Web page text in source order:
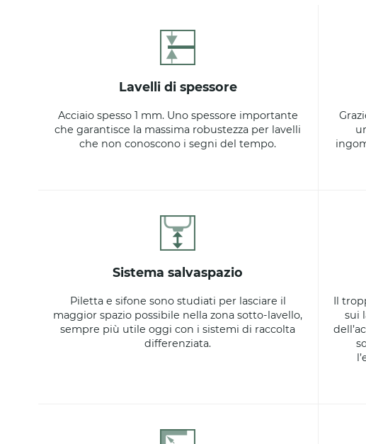
lavelli di spessore
Acciaio spesso 1 mm. Uno spessore importante
che garantisce la massima robustezza per lavelli
che non conoscono i segni del tempo.
sistema salvaspazio
Piletta e sifone sono studiati per lasciare il
maggior spazio possibile nella zona sotto-lavello,
sempre più utile oggi con i sistemi di raccolta
differenziata.
Il
sui